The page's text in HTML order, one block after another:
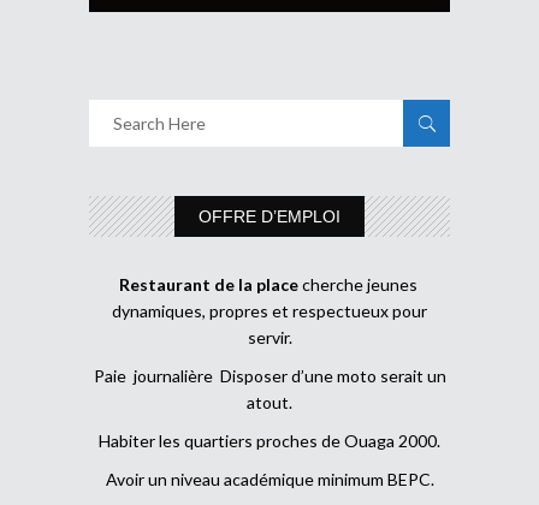
OFFRE D’EMPLOI
Restaurant de la placecherche jeunes
dynamiques, propres et respectueux pour
servir.
Paie journalière Disposer d’une moto serait un
atout.
Habiter les quartiers proches de Ouaga 2000.
Avoir un niveau académique minimum BEPC.